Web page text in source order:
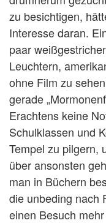
zu besichtigen,
Interesse daran.
paar
Leuchtern,
ohne Film zu
gerade
Erachtens keine
Schulklassen und
Tempel zu pilgern,
über ansonsten
man in Büchern
die unbeding nach
einen Besuch